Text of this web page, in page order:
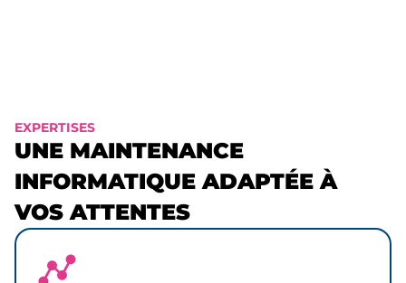
EXPERTISES
UNE MAINTENANCE
INFORMATIQUE ADAPTÉE À
VOS ATTENTES